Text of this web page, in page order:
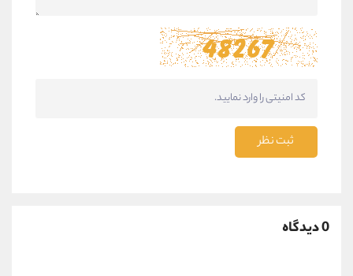
ثبت نظر
0 دیدگاه